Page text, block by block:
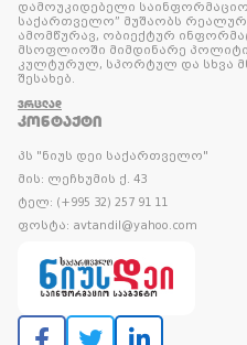
დამოუკიდებელი საინფორმაციო
საქართველო” მუშაობს რეალურ
ამომწურავ, ობიექტურ
მსოფლიოში მიმდინარე
კულტურულ, სპორტულ და სხვა
შესახებ.
ᲕᲠᲪᲚᲐᲓ
ᲙᲝᲜᲢᲐᲥᲢᲘ
პს "ნიუს დეი საქართველო"
მის: ლეჩხუმის ქ. 43
ტელ: (+995 32) 257 91 11
ფოსტა: avtandil@yahoo.com